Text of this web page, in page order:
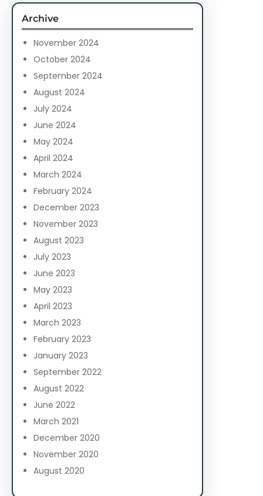
h
Archive
November 2024
October 2024
September 2024
August 2024
July 2024
June 2024
May 2024
April 2024
March 2024
February 2024
December 2023
November 2023
August 2023
July 2023
June 2023
May 2023
April 2023
March 2023
February 2023
January 2023
September 2022
August 2022
June 2022
March 2021
December 2020
November 2020
August 2020